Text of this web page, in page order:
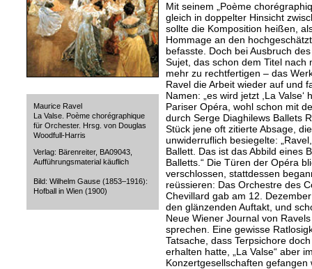
Maurice Ravel
La Valse. Poème chorégraphique
für Orchester. Hrsg. von Douglas
Woodfull-Harris
Verlag: Bärenreiter, BA09043,
Aufführungsmaterial käuflich
Bild: Wilhelm Gause (1853–1916):
Hofball in Wien (1900)
Mit seinem „Poème
gleich in doppelter Hinsicht
sollte die Komposition heißen,
Hommage an den
befasste. Doch bei Ausbruch
Sujet, das schon dem Titel nach
mehr zu rechtfertigen – das
Ravel die Arbeit wieder auf und
Namen: „es wird jetzt ,La
Pariser Opéra, wohl schon mit
durch Serge Diaghilews Ballets
Stück jene oft zitierte Absage,
unwiderruflich besiegelte:
Ballett. Das ist das Abbild eines
Balletts.“ Die Türen der Opéra
verschlossen, stattdessen
reüssieren: Das Orchestre des
Chevillard gab am 12.
den glänzenden Auftakt, und
Neue Wiener Journal von Ravels
sprechen. Eine gewisse
Tatsache, dass Terpsichore
erhalten hatte, „La Valse“ aber
Konzertgesellschaften gefangen